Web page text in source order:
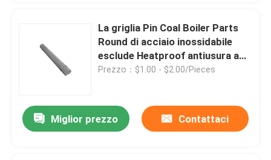
La griglia Pin Coal Boiler Parts
Round di acciaio inossidabile
esclude Heatproof antiusura ad
alta resistenza
Prezzo：$1.00 - $2.00/Pieces
Miglior prezzo Contattaci